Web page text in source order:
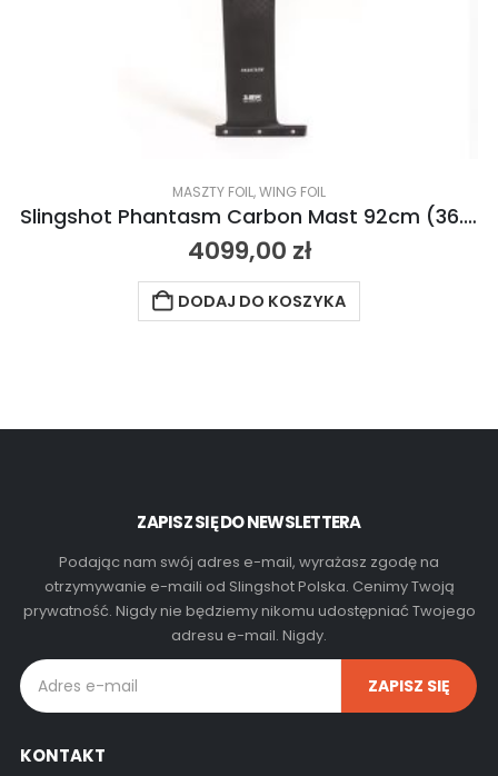
MASZTY FOIL,WING FOIL
Slingshot Phantasm Carbon Mast 92cm (36.2″) V1.1 2022
4099,00 zł
DODAJ DO KOSZYKA
ZAPISZ SIĘ DO NEWSLETTERA
Podając nam swój adres e-mail, wyrażasz zgodę na
otrzymywanie e-maili od Slingshot Polska. Cenimy Twoją
prywatność. Nigdy nie będziemy nikomu udostępniać Twojego
adresu e-mail. Nigdy.
KONTAKT